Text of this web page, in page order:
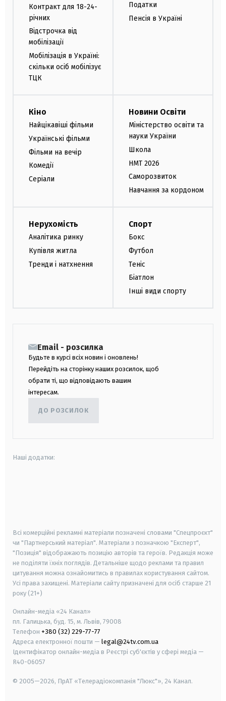
Контракт для 18-24-
річних
Відстрочка від
мобілізації
Мобілізація в Україні:
скільки осіб мобілізує
ТЦК
Податки
Пенсія в Україні
Кіно
Найцікавіші фільми
Українські фільми
Фільми на вечір
Комедії
Серіали
Новини Освіти
Міністерство освіти та
науки України
Школа
НМТ 2026
Саморозвиток
Навчання за кордоном
Нерухомість
Аналітика ринку
Купівля житла
Тренди і натхнення
Спорт
Бокс
Футбол
Теніс
Біатлон
Інші види спорту
Email - розсилка
Будьте в курсі всіх новин і оновлень!
Перейдіть на сторінку наших розсилок, щоб
обрати ті, що відповідають вашим
інтересам.
ДО РОЗСИЛОК
Наші додатки:
Всі комерційні рекламні матеріали позначені словами "Спецпроєкт"
чи "Партнерський матеріал". Матеріали з позначкою "Експерт",
"Позиція" відображають позицію авторів та героїв. Редакція може
не поділяти їхніх поглядів. Детальніше щодо реклами та правил
цитування можна ознайомитись в правилах користування сайтом.
Усі права захищені. Матеріали сайту призначені для осіб старше 21
року (21+)
Онлайн-медіа «24 Канал»
пл. Галицька, буд. 15, м. Львів, 79008
Телефон +380 (32) 229-77-77
Адреса електронної пошти — legal@24tv.com.ua
Ідентифікатор онлайн-медіа в Реєстрі суб'єктів у сфері медіа —
R40-06057
© 2005—2026, ПрАТ «Телерадіокомпанія "Люкс"», 24 Канал.